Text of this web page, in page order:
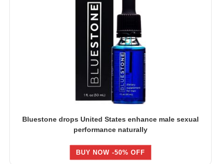
Bluestone drops United States enhance male sexual
performance naturally
BUY NOW -50% OFF